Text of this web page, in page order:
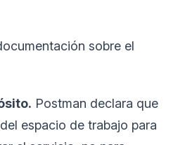
sobre el
Postman declara que
espacio de trabajo para